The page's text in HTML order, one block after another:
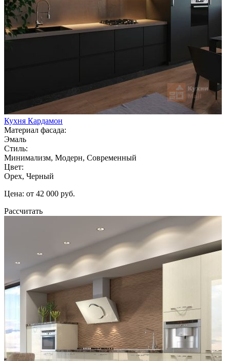
Кухня Кардамон
Материал фасада:
Эмаль
Стиль:
Минимализм, Модерн, Современный
Цвет:
Орех, Черный
Цена: от 42 000 руб.
Рассчитать